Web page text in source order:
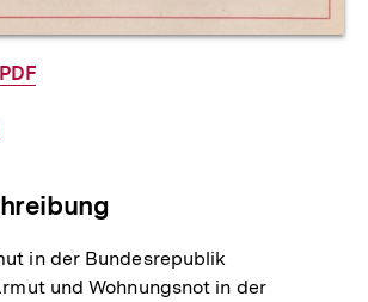
in der Bundesrepublik
und Wohnungsnot in der